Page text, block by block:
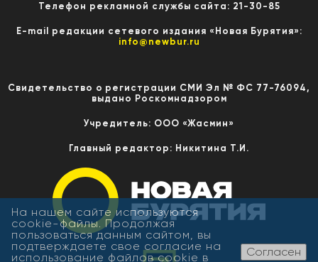
Телефон рекламной службы сайта: 21-30-85
E-mail редакции сетевого издания «Новая Бурятия»:
info@newbur.ru
Свидетельство о регистрации СМИ Эл № ФС 77-76094,
выдано Роскомнадзором
Учредитель: ООО «Жасмин»
Главный редактор: Никитина Т.И.
На нашем сайте используются
cookie-файлы. Продолжая
пользоваться данным сайтом, вы
подтверждаете свое согласие на
использование файлов cookie в
Согласен